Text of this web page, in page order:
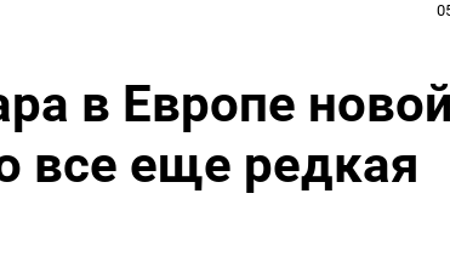
в Европе новой
все еще редкая